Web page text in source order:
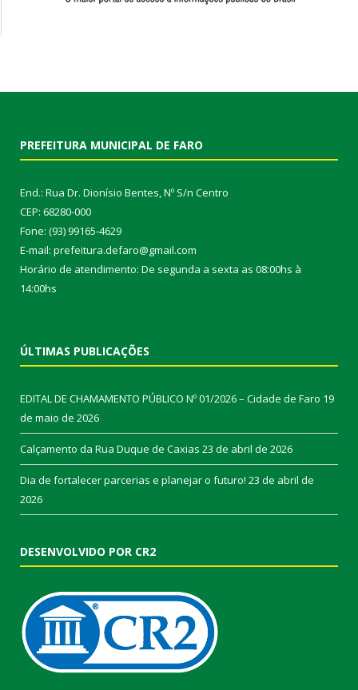
PREFEITURA MUNICIPAL DE FARO
End.: Rua Dr. Dionísio Bentes, Nº S/n Centro
CEP: 68280-000
Fone: (93) 99165-4629
E-mail: prefeitura.defaro@gmail.com
Horário de atendimento: De segunda a sexta as 08:00hs à
14:00hs
ÚLTIMAS PUBLICAÇÕES
EDITAL DE CHAMAMENTO PÚBLICO Nº 01/2026 – Cidade de Faro 19
de maio de 2026
Calçamento da Rua Duque de Caxias 23 de abril de 2026
Dia de fortalecer parcerias e planejar o futuro! 23 de abril de
2026
DESENVOLVIDO POR CR2